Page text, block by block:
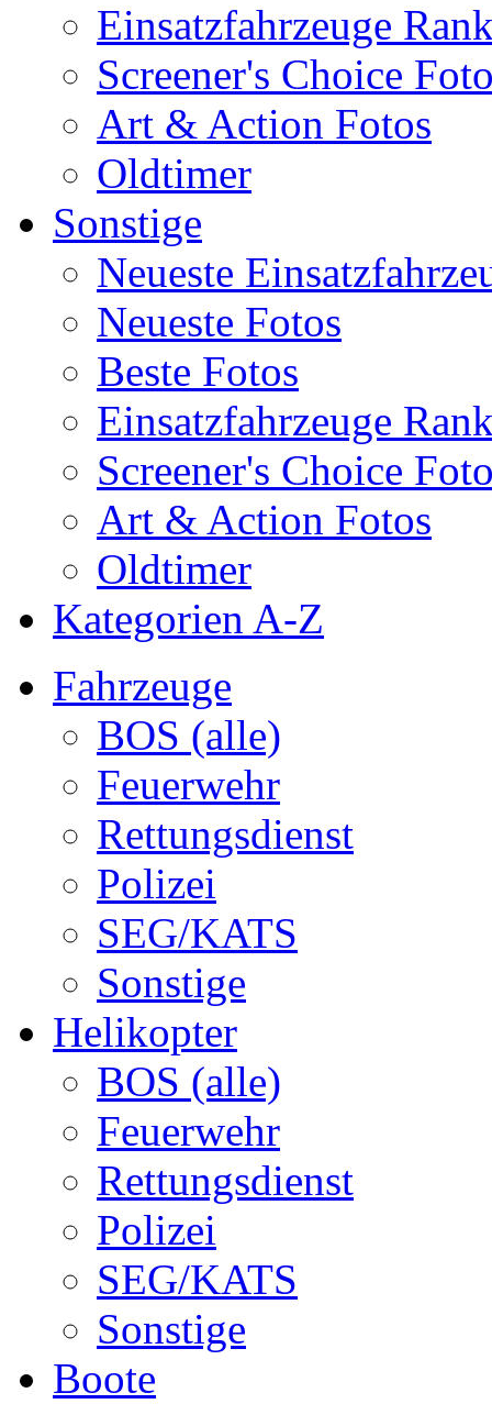
Einsatzfahrzeuge
Screener's Choice
Art & Action Fotos
Oldtimer
Sonstige
Neueste
Neueste Fotos
Beste Fotos
Einsatzfahrzeuge
Screener's Choice
Art & Action Fotos
Oldtimer
Kategorien A-Z
Fahrzeuge
BOS (alle)
Feuerwehr
Rettungsdienst
Polizei
SEG/KATS
Sonstige
Helikopter
BOS (alle)
Feuerwehr
Rettungsdienst
Polizei
SEG/KATS
Sonstige
Boote